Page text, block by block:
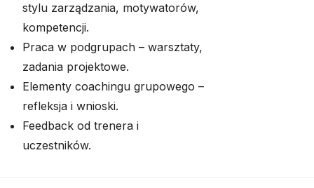
stylu zarządzania, motywatorów,
kompetencji.
Praca w podgrupach – warsztaty,
zadania projektowe.
Elementy coachingu grupowego –
refleksja i wnioski.
Feedback od trenera i
uczestników.